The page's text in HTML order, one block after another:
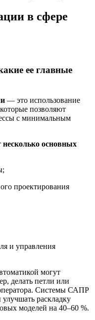
в сфере
ее главные
— это использование
позволяют
с минимальным
основных
проектирования
и управления
могут
делать петли или
Системы САПР
раскладку
моделей на 40–60 %.